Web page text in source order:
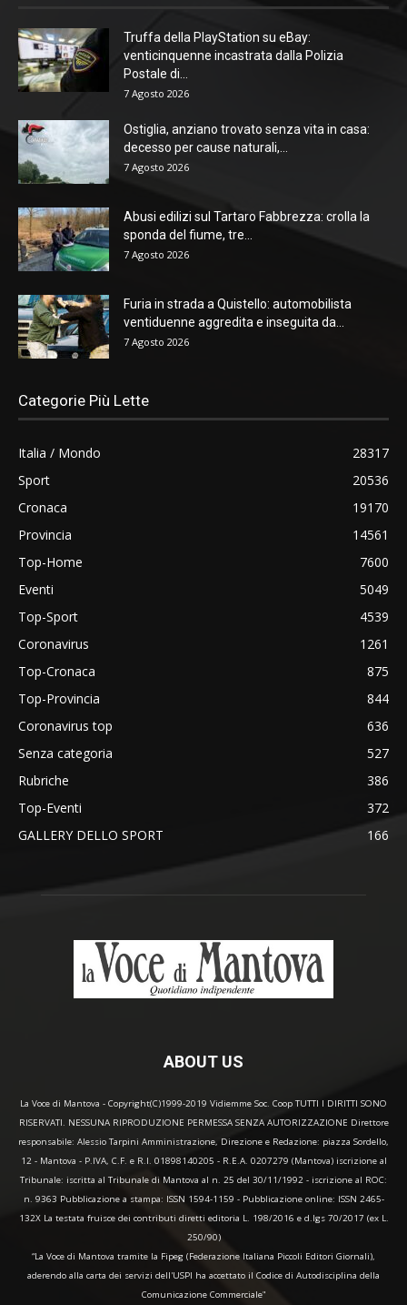
Truffa della PlayStation su eBay:
venticinquenne incastrata dalla Polizia
Postale di...
7 Agosto 2026
Ostiglia, anziano trovato senza vita in casa:
decesso per cause naturali,...
7 Agosto 2026
Abusi edilizi sul Tartaro Fabbrezza: crolla la
sponda del fiume, tre...
7 Agosto 2026
Furia in strada a Quistello: automobilista
ventiduenne aggredita e inseguita da...
7 Agosto 2026
Categorie Più Lette
Italia / Mondo
28317
Sport
20536
Cronaca
19170
Provincia
14561
Top-Home
7600
Eventi
5049
Top-Sport
4539
Coronavirus
1261
Top-Cronaca
875
Top-Provincia
844
Coronavirus top
636
Senza categoria
527
Rubriche
386
Top-Eventi
372
GALLERY DELLO SPORT
166
ABOUT US
La Voce di Mantova - Copyright(C)1999-2019 Vidiemme Soc. Coop TUTTI I DIRITTI SONO
RISERVATI. NESSUNA RIPRODUZIONE PERMESSA SENZA AUTORIZZAZIONE Direttore
responsabile: Alessio Tarpini Amministrazione, Direzione e Redazione: piazza Sordello,
12 - Mantova - P.IVA, C.F. e R.I. 01898140205 - R.E.A. 0207279 (Mantova) iscrizione al
Tribunale: iscritta al Tribunale di Mantova al n. 25 del 30/11/1992 - iscrizione al ROC:
n. 9363 Pubblicazione a stampa: ISSN 1594-1159 - Pubblicazione online: ISSN 2465-
132X La testata fruisce dei contributi diretti editoria L. 198/2016 e d.lgs 70/2017 (ex L.
250/90)
“La Voce di Mantova tramite la Fipeg (Federazione Italiana Piccoli Editori Giornali),
aderendo alla carta dei servizi dell'USPI ha accettato il Codice di Autodisciplina della
Comunicazione Commerciale"